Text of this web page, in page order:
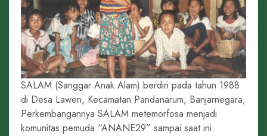
SALAM (Sanggar Anak Alam) berdiri pada tahun 1988
di Desa Lawen, Kecamatan Pandanarum, Banjarnegara,
Perkembangannya SALAM metemorfosa menjadi
komunitas pemuda “ANANE29” sampai saat ini.